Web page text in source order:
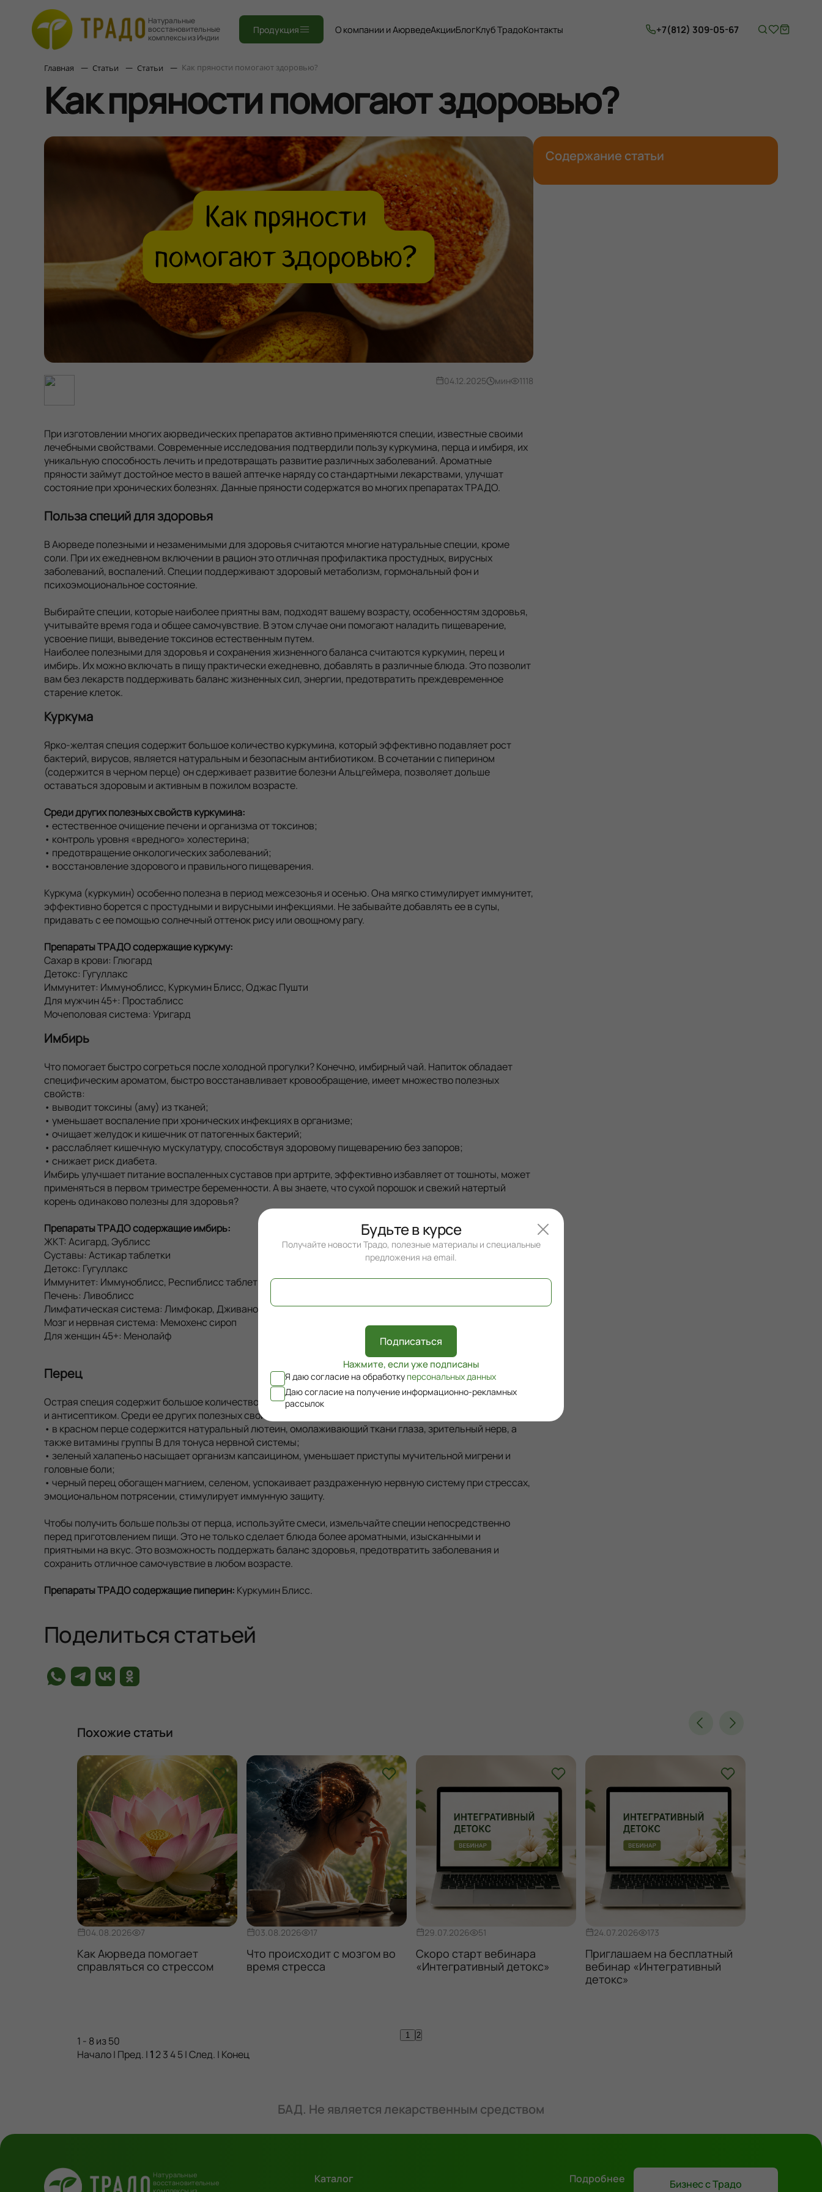
Натуральные
восстановительные
комплексы из Индии
Продукция О компании и АюрведеАкцииБлогКлуб ТрадоКонтакты +7(812) 309-05-67
Главная Статьи Статьи Как пряности помогают здоровью?
Как пряности помогают здоровью?
04.12.2025 мин 1118
При изготовлении многих аюрведических препаратов активно применяются специи, известные своими
лечебными свойствами. Современные исследования подтвердили пользу куркумина, перца и имбиря, их
уникальную способность лечить и предотвращать развитие различных заболеваний. Ароматные
пряности займут достойное место в вашей аптечке наряду со стандартными лекарствами, улучшат
состояние при хронических болезнях. Данные пряности содержатся во многих препаратах ТРАДО.
Польза специй для здоровья
В Аюрведе полезными и незаменимыми для здоровья считаются многие натуральные специи, кроме
соли. При их ежедневном включении в рацион это отличная профилактика простудных, вирусных
заболеваний, воспалений. Специи поддерживают здоровый метаболизм, гормональный фон и
психоэмоциональное состояние.
Выбирайте специи, которые наиболее приятны вам, подходят вашему возрасту, особенностям здоровья,
учитывайте время года и общее самочувствие. В этом случае они помогают наладить пищеварение,
усвоение пищи, выведение токсинов естественным путем.
Наиболее полезными для здоровья и сохранения жизненного баланса считаются куркумин, перец и
имбирь. Их можно включать в пищу практически ежедневно, добавлять в различные блюда. Это позволит
вам без лекарств поддерживать баланс жизненных сил, энергии, предотвратить преждевременное
старение клеток.
Куркума
Ярко-желтая специя содержит большое количество куркумина, который эффективно подавляет рост
бактерий, вирусов, является натуральным и безопасным антибиотиком. В сочетании с пиперином
(содержится в черном перце) он сдерживает развитие болезни Альцгеймера, позволяет дольше
оставаться здоровым и активным в пожилом возрасте.
Среди других полезных свойств куркумина:
• естественное очищение печени и организма от токсинов;
• контроль уровня «вредного» холестерина;
• предотвращение онкологических заболеваний;
• восстановление здорового и правильного пищеварения.
Куркума (куркумин) особенно полезна в период межсезонья и осенью. Она мягко стимулирует иммунитет,
эффективно борется с простудными и вирусными инфекциями. Не забывайте добавлять ее в супы,
придавать с ее помощью солнечный оттенок рису или овощному рагу.
Препараты ТРАДО содержащие куркуму:
Сахар в крови: Глюгард
Детокс: Гугуллакс
Иммунитет: Иммуноблисс, Куркумин Блисс, Оджас Пушти
Для мужчин 45+: Простаблисс
Мочеполовая система: Уригард
Имбирь
Что помогает быстро согреться после холодной прогулки? Конечно, имбирный чай. Напиток обладает
специфическим ароматом, быстро восстанавливает кровообращение, имеет множество полезных
свойств:
• выводит токсины (аму) из тканей;
• уменьшает воспаление при хронических инфекциях в организме;
• очищает желудок и кишечник от патогенных бактерий;
• расслабляет кишечную мускулатуру, способствуя здоровому пищеварению без запоров;
• снижает риск диабета.
Имбирь улучшает питание воспаленных суставов при артрите, эффективно избавляет от тошноты, может
применяться в первом триместре беременности. А вы знаете, что сухой порошок и свежий натертый
корень одинаково полезны для здоровья?
Препараты ТРАДО содержащие имбирь:
ЖКТ: Асигард, Эублисс
Суставы: Астикар таблетки
Детокс: Гугуллакс
Иммунитет: Иммуноблисс, Респиблисс таблетки, Респиблисс сироп, Оджас Пушти
Печень: Ливоблисс
Лимфатическая система: Лимфокар, Дживаноблисс
Мозг и нервная система: Мемохенс сироп
Для женщин 45+: Менолайф
Перец
Острая специя содержит большое количество пиперина, который считается эффективным антибиотиком
и антисептиком. Среди ее других полезных свойств:
• в красном перце содержится натуральный лютеин, омолаживающий ткани глаза, зрительный нерв, а
также витамины группы B для тонуса нервной системы;
• зеленый халапеньо насыщает организм капсаицином, уменьшает приступы мучительной мигрени и
головные боли;
• черный перец обогащен магнием, селеном, успокаивает раздраженную нервную систему при стрессах,
эмоциональном потрясении, стимулирует иммунную защиту.
Чтобы получить больше пользы от перца, используйте смеси, измельчайте специи непосредственно
перед приготовлением пищи. Это не только сделает блюда более ароматными, изысканными и
приятными на вкус. Это возможность поддержать баланс здоровья, предотвратить заболевания и
сохранить отличное самочувствие в любом возрасте.
Препараты ТРАДО содержащие пиперин: Куркумин Блисс.
Поделиться статьей
Содержание статьи
Похожие статьи
04.08.2026 7
Как Аюрведа помогает
справляться со стрессом
03.08.2026 17
Что происходит с мозгом во
время стресса
29.07.2026 51
Скоро старт вебинара
«Интегративный детокс»
24.07.2026 173
Приглашаем на бесплатный
вебинар «Интегративный
детокс»
1 2
1 - 8 из 50
Начало | Пред. | 1 23 45|След. | Конец
БАД. Не является лекарственным средством
Натуральные
восстановительные
Каталог Подробнее Бизнес с Традо
Будьте в курсе
Получайте новости Традо, полезные материалы и специальные
предложения на email.
Подписаться
Нажмите, если уже подписаны
Я даю согласие на обработку персональных данных
Даю согласие на получение информационно-рекламных
рассылок